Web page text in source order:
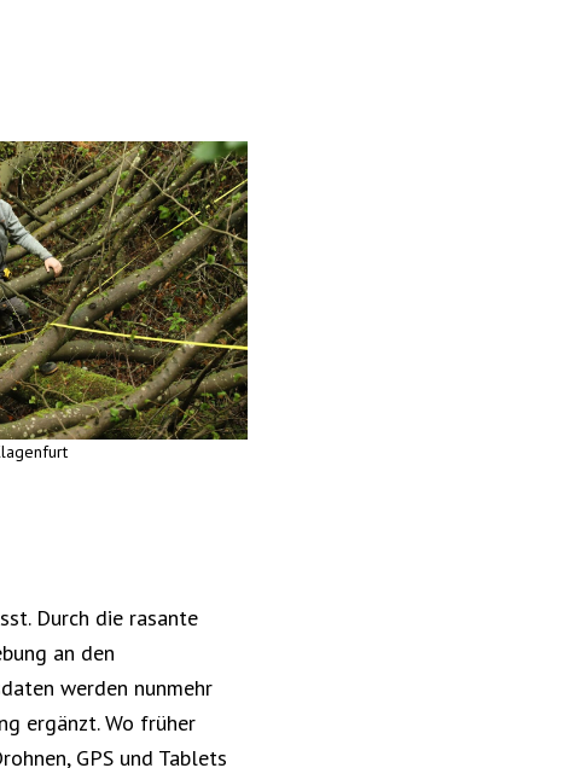
Durch die rasante
an den
werden nunmehr
ergänzt. Wo früher
GPS und Tablets